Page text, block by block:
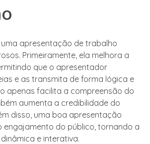
apresentação de trabalho
Primeiramente, ela melhora a
que o apresentador
e as transmita de forma lógica e
apenas facilita a compreensão do
aumenta a credibilidade do
disso, uma boa apresentação
engajamento do público, tornando a
e interativa.